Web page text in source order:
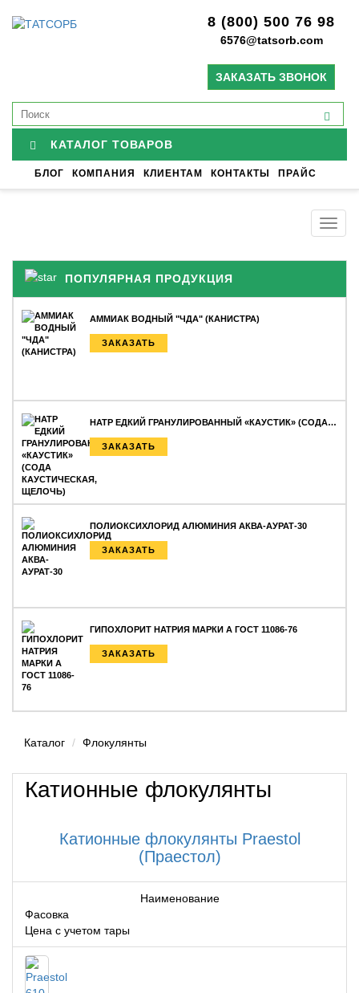
8 (800) 500 76 98
6576@tatsorb.com
ЗАКАЗАТЬ ЗВОНОК
КАТАЛОГ ТОВАРОВ
БЛОГ КОМПАНИЯ КЛИЕНТАМ КОНТАКТЫ ПРАЙС
ПОПУЛЯРНАЯ ПРОДУКЦИЯ
АММИАК ВОДНЫЙ "ЧДА" (КАНИСТРА)
ЗАКАЗАТЬ
НАТР ЕДКИЙ ГРАНУЛИРОВАННЫЙ «КАУСТИК» (СОДА…
ЗАКАЗАТЬ
ПОЛИОКСИХЛОРИД АЛЮМИНИЯ АКВА-АУРАТ-30
ЗАКАЗАТЬ
ГИПОХЛОРИТ НАТРИЯ МАРКИ А ГОСТ 11086-76
ЗАКАЗАТЬ
Каталог Флокулянты
Катионные флокулянты
Катионные флокулянты Praestol
(Праестол)
Наименование
Фасовка
Цена с учетом тары